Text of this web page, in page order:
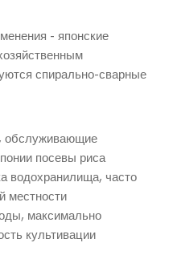
- японские
спирально-сварные
обслуживающие
посевы риса
водохранилища, часто
местности
максимально
культивации